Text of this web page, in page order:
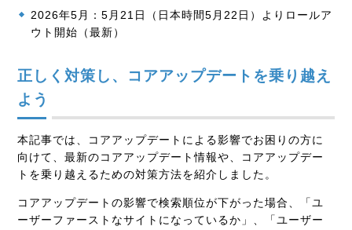
2026年5月：5月21日（日本時間5月22日）よりロールア
ウト開始（最新）
正しく対策し、コアアップデートを乗り越え
よう
本記事では、コアアップデートによる影響でお困りの方に
向けて、最新のコアアップデート情報や、コアアップデー
トを乗り越えるための対策方法を紹介しました。
コアアップデートの影響で検索順位が下がった場合、「ユ
ーザーファーストなサイトになっているか」、「ユーザー